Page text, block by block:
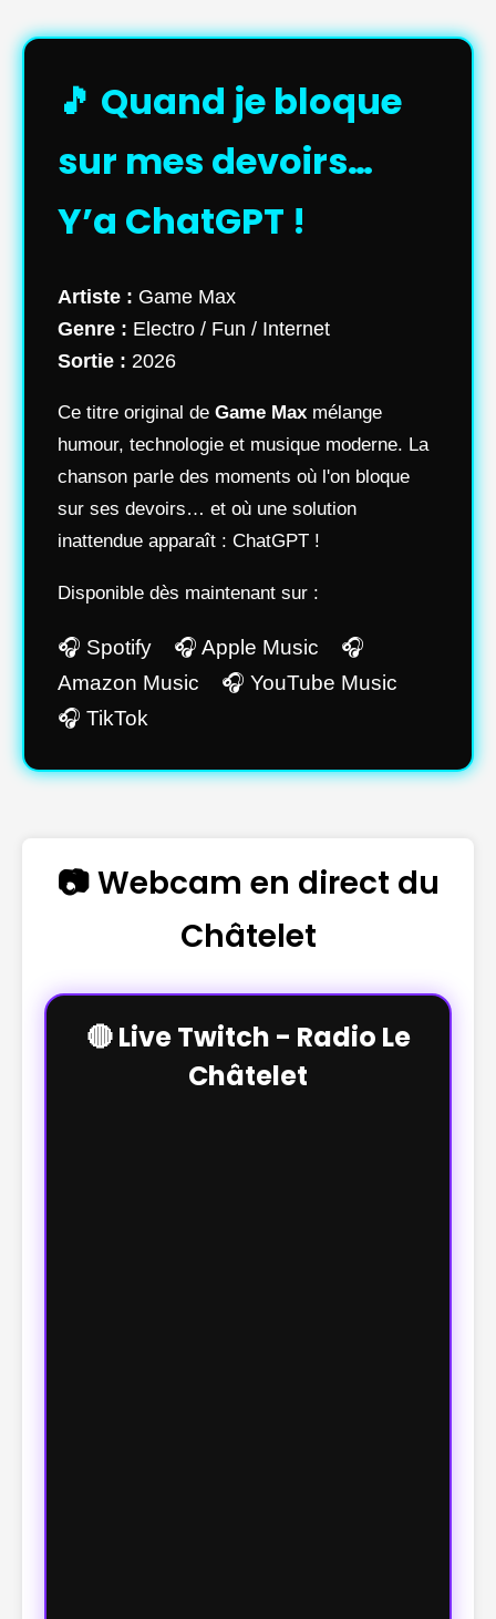
🎵 Quand je bloque
sur mes devoirs…
Y’a ChatGPT !
Artiste : Game Max
Genre : Electro / Fun / Internet
Sortie : 2026
Ce titre original de Game Max mélange
humour, technologie et musique moderne. La
chanson parle des moments où l'on bloque
sur ses devoirs… et où une solution
inattendue apparaît : ChatGPT !
Disponible dès maintenant sur :
🎧 Spotify 🎧 Apple Music 🎧
Amazon Music 🎧 YouTube Music
🎧 TikTok
📷 Webcam en direct du
Châtelet
🔴 Live Twitch - Radio Le
Châtelet